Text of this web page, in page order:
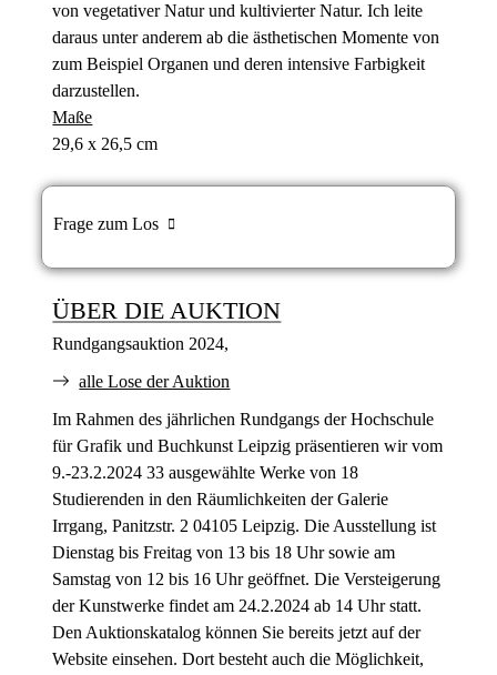
von vegetativer Natur und kultivierter Natur. Ich leite
daraus unter anderem ab die ästhetischen Momente von
zum Beispiel Organen und deren intensive Farbigkeit
darzustellen.
Maße
29,6 x 26,5 cm
Frage zum Los
ÜBER DIE AUKTION
Rundgangsauktion 2024,
alle Lose der Auktion
Im Rahmen des jährlichen Rundgangs der Hochschule
für Grafik und Buchkunst Leipzig präsentieren wir vom
9.-23.2.2024 33 ausgewählte Werke von 18
Studierenden in den Räumlichkeiten der Galerie
Irrgang, Panitzstr. 2 04105 Leipzig. Die Ausstellung ist
Dienstag bis Freitag von 13 bis 18 Uhr sowie am
Samstag von 12 bis 16 Uhr geöffnet. Die Versteigerung
der Kunstwerke findet am 24.2.2024 ab 14 Uhr statt.
Den Auktionskatalog können Sie bereits jetzt auf der
Website einsehen. Dort besteht auch die Möglichkeit,